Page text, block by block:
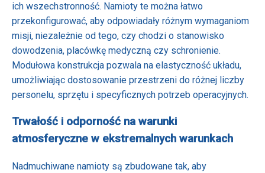
ich wszechstronność. Namioty te można łatwo
przekonfigurować, aby odpowiadały różnym wymaganiom
misji, niezależnie od tego, czy chodzi o stanowisko
dowodzenia, placówkę medyczną czy schronienie.
Modułowa konstrukcja pozwala na elastyczność układu,
umożliwiając dostosowanie przestrzeni do różnej liczby
personelu, sprzętu i specyficznych potrzeb operacyjnych.
Trwałość i odporność na warunki
atmosferyczne w ekstremalnych warunkach
Nadmuchiwane namioty są zbudowane tak, aby